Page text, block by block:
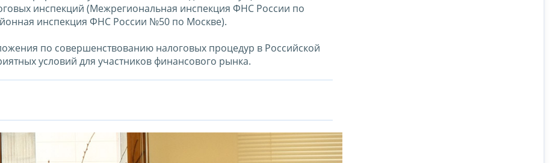
инспекций (Межрегиональная инспекция ФНС России по
инспекция ФНС России №50 по Москве).
по совершенствованию налоговых процедур в Российской
условий для участников финансового рынка.